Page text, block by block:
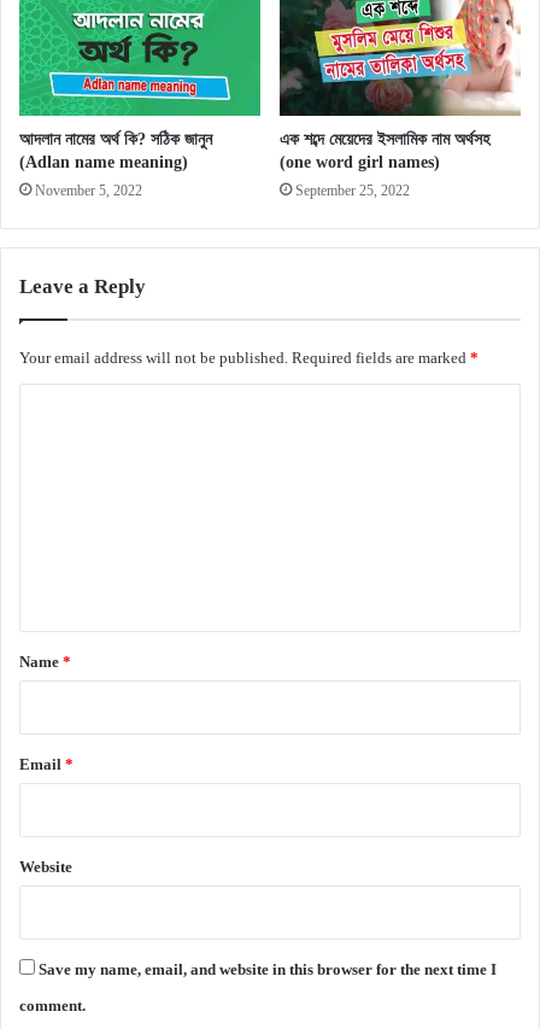
আদলান নামের অর্থ কি? সঠিক জানুন
(Adlan name meaning)
November 5, 2022
এক শব্দে মেয়েদের ইসলামিক নাম অর্থসহ
(one word girl names)
September 25, 2022
Leave a Reply
Your email address will not be published. Required fields are marked *
*
Name *
Email *
Website
Save my name, email, and website in this browser for the next time I
comment.